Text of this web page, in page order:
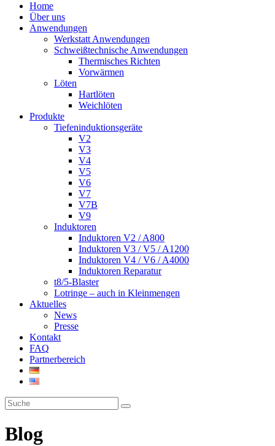
Home
Über uns
Anwendungen
Werkstatt Anwendungen
Schweißtechnische Anwendungen
Thermisches Richten
Vorwärmen
Löten
Hartlöten
Weichlöten
Produkte
Tiefeninduktionsgeräte
V2
V3
V4
V5
V6
V7
V7B
V9
Induktoren
Induktoren V2 / A800
Induktoren V3 / V5 / A1200
Induktoren V4 / V6 / A4000
Induktoren Reparatur
t8/5-Blaster
Lotringe – auch in Kleinmengen
Aktuelles
News
Presse
Kontakt
FAQ
Partnerbereich
Blog